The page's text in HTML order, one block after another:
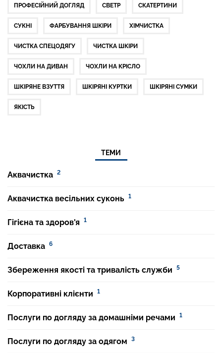
ПРОФЕСІЙНИЙ ДОГЛЯД СВЕТР СКАТЕРТИНИ
СУКНІ ФАРБУВАННЯ ШКІРИ ХІМЧИСТКА
ЧИСТКА СПЕЦОДЯГУ ЧИСТКА ШКІРИ
ЧОХЛИ НА ДИВАН ЧОХЛИ НА КРІСЛО
ШКІРЯНЕ ВЗУТТЯ ШКІРЯНІ КУРТКИ ШКІРЯНІ СУМКИ
ЯКІСТЬ
ТЕМИ
Аквачистка 2
Аквачистка весільних суконь 1
Гігієна та здоров'я 1
Доставка 6
Збереження якості та тривалість служби 5
Корпоративні клієнти 1
Послуги по догляду за домашніми речами 1
Послуги по догляду за одягом 3